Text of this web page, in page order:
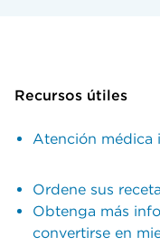
Recursos útiles
Atención médica
Ordene sus
Obtenga más
convertirse en